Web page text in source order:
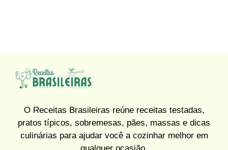
O Receitas Brasileiras reúne receitas testadas,
pratos típicos, sobremesas, pães, massas e dicas
culinárias para ajudar você a cozinhar melhor em